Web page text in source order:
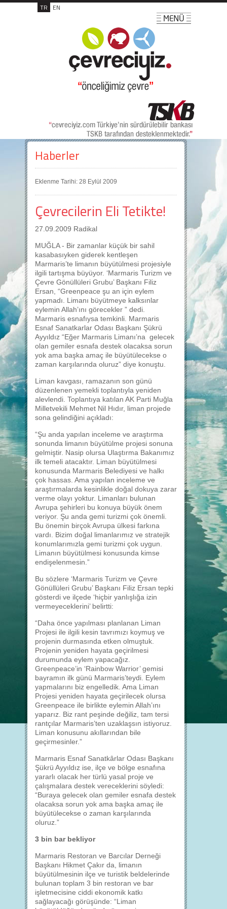
TR EN
Haberler
Eklenme Tarihi: 28 Eylül 2009
Çevrecilerin Eli Tetikte!
27.09.2009 Radikal
MUĞLA - Bir zamanlar küçük bir sahil
kasabasıyken giderek kentleşen
Marmaris’te limanın büyütülmesi projesiyle
ilgili tartışma büyüyor. ‘Marmaris Turizm ve
Çevre Gönüllüleri Grubu’ Başkanı Filiz
Ersan, “Greenpeace şu an için eylem
yapmadı. Limanı büyütmeye kalksınlar
eylemin Allah’ını görecekler ” dedi.
Marmaris esnafıysa temkinli. Marmaris
Esnaf Sanatkarlar Odası Başkanı Şükrü
Ayyıldız “Eğer Marmaris Limanı’na gelecek
olan gemiler esnafa destek olacaksa sorun
yok ama başka amaç ile büyütülecekse o
zaman karşılarında oluruz” diye konuştu.
Liman kavgası, ramazanın son günü
düzenlenen yemekli toplantıyla yeniden
alevlendi. Toplantıya katılan AK Parti Muğla
Milletvekili Mehmet Nil Hıdır, liman projede
sona gelindiğini açıkladı:
“Şu anda yapılan inceleme ve araştırma
sonunda limanın büyütülme projesi sonuna
gelmiştir. Nasip olursa Ulaştırma Bakanımız
ilk temeli atacaktır. Liman büyütülmesi
konusunda Marmaris Belediyesi ve halkı
çok hassas. Ama yapılan inceleme ve
araştırmalarda kesinlikle doğal dokuya zarar
verme olayı yoktur. Limanları bulunan
Avrupa şehirleri bu konuya büyük önem
veriyor. Şu anda gemi turizmi çok önemli.
Bu önemin birçok Avrupa ülkesi farkına
vardı. Bizim doğal limanlarımız ve stratejik
konumlarımızla gemi turizmi çok uygun.
Limanın büyütülmesi konusunda kimse
endişelenmesin.”
Bu sözlere ‘Marmaris Turizm ve Çevre
Gönüllüleri Grubu’ Başkanı Filiz Ersan tepki
gösterdi ve ilçede ‘hiçbir yanlışlığa izin
vermeyeceklerini’ belirtti:
“Daha önce yapılması planlanan Liman
Projesi ile ilgili kesin tavrımızı koymuş ve
projenin durmasında etken olmuştuk.
Projenin yeniden hayata geçirilmesi
durumunda eylem yapacağız.
Greenpeace’in ‘Rainbow Warrior’ gemisi
bayramın ilk günü Marmaris’teydi. Eylem
yapmalarını biz engelledik. Ama Liman
Projesi yeniden hayata geçirilecek olursa
Greenpeace ile birlikte eylemin Allah’ını
yaparız. Biz rant peşinde değiliz, tam tersi
rantçılar Marmaris’ten uzaklaşsın istiyoruz.
Liman konusunu akıllarından bile
geçirmesinler.”
Marmaris Esnaf Sanatkârlar Odası Başkanı
Şükrü Ayyıldız ise, ilçe ve bölge esnafına
yararlı olacak her türlü yasal proje ve
çalışmalara destek vereceklerini söyledi:
“Buraya gelecek olan gemiler esnafa destek
olacaksa sorun yok ama başka amaç ile
büyütülecekse o zaman karşılarında
oluruz.”
3 bin bar bekliyor
Marmaris Restoran ve Barcılar Derneği
Başkanı Hikmet Çakır da, limanın
büyütülmesinin ilçe ve turistik beldelerinde
bulunan toplam 3 bin restoran ve bar
işletmecisine ciddi ekonomik katkı
sağlayacağı görüşünde: “Liman